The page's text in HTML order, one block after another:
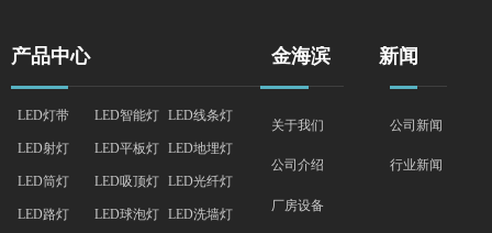
LED灯带
LED射灯
LED筒灯
LED路灯
LED线条灯
LED地埋灯
LED光纤灯
LED洗墙灯
LED智能灯
LED平板灯
LED吸顶灯
LED球泡灯
产品中心 金海滨
关于我们
公司介绍
厂房设备
新闻
公司新闻
行业新闻